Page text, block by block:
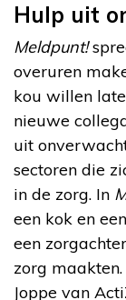
Hulp uit
Meldpunt!
overuren
kou willen
nieuwe
uit
sectoren die
in de zorg. In
een kok en
een
zorg
Joppe van